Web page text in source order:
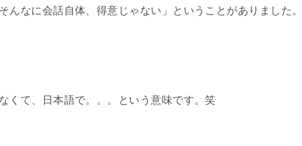
んなに会話自体、得意じゃない」ということがありました。
くて、日本語で。。。という意味です。笑